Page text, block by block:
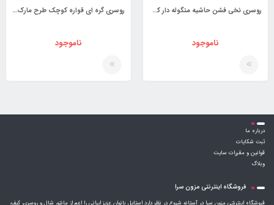
روسری نخی فشن حاشیه منگوله دار کد 3880471
ناموجود
روسری گره ای قواره کوچک طرح مارک کد 3876814
ناموجود
درباره ما
ثبت شکایات
قوانین و مقررات سایت
وبلاگ
فروشگاه اینترنتی مزون سرا
فروشگاه اینترنتی مزون سرا در آستانه شروع در نظر دارد استایل بانوان عزیز ایرانی را اعم از مانتو، شال و روسری، کیف،